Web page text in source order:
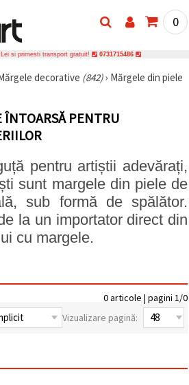
0
si primesti transport gratuit! 0731715486
decorative (842)› Mărgele din piele
ÎNTOARSĂ PENTRU
pentru artiștii adevărați,
sunt margele din piele de
sub formă de spălător.
la un importator direct din
cu margele.
0 articole | pagini 1/0
Vizualizare pagină: